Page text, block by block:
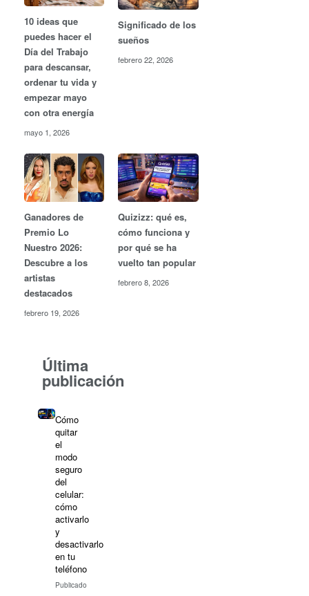
10 ideas que
puedes hacer el
Día del Trabajo
para descansar,
ordenar tu vida y
empezar mayo
con otra energía
mayo 1, 2026
Significado de los
sueños
febrero 22, 2026
Ganadores de
Premio Lo
Nuestro 2026:
Descubre a los
artistas
destacados
febrero 19, 2026
Quizizz: qué es,
cómo funciona y
por qué se ha
vuelto tan popular
febrero 8, 2026
Última
publicación
Cómo
quitar
el
modo
seguro
del
celular:
cómo
activarlo
y
desactivarlo
en tu
teléfono
Publicado